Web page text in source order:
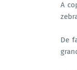
A
De